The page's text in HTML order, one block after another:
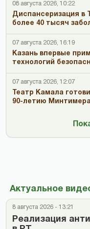
08 августа 2026, 10:22
Диспансеризация в
более 40 тысяч
07 августа 2026, 16:19
Казань впервые
технологий
07 августа 2026, 12:07
Театр Камала
90-летию
Актуальное
8 августа 2026 - 13:21
Реализация